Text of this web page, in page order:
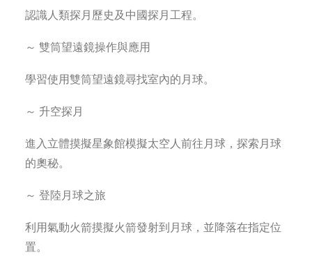
認識人類探月歷史及中國探月工程。
～ 雙筒望遠鏡操作與應用
學習使用雙筒望遠鏡尋找室內的月球。
～ 升空探月
進入立體摸擬星象館模擬太空人前往月球，探索月球
的奧秘。
～ 登陸月球之旅
利用氣動火箭摸擬火箭發射到月球，並降落在指定位
置。